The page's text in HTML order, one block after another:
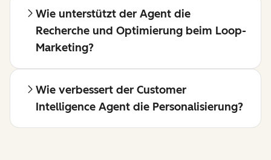
Wie unterstützt der Agent die
Recherche und Optimierung beim Loop-
Marketing?
Wie verbessert der Customer
Intelligence Agent die Personalisierung?